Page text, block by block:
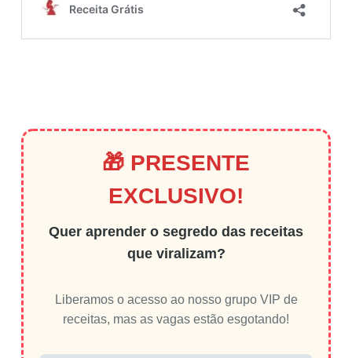
🎁 PRESENTE
EXCLUSIVO!
Quer aprender o segredo das receitas
que viralizam?
Liberamos o acesso ao nosso grupo VIP de
receitas, mas as vagas estão esgotando!